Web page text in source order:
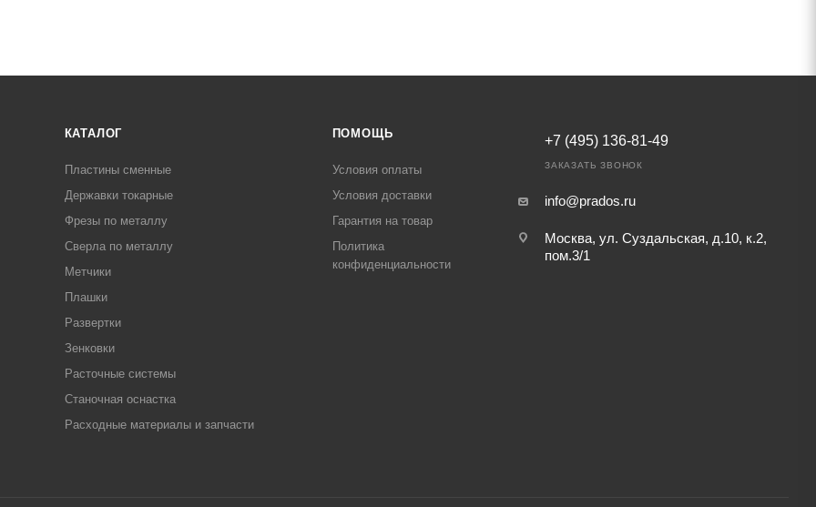
КАТАЛОГ
Пластины сменные
Державки токарные
Фрезы по металлу
Сверла по металлу
Метчики
Плашки
Развертки
Зенковки
Расточные системы
Станочная оснастка
Расходные материалы и запчасти
ПОМОЩЬ
Условия оплаты
Условия доставки
Гарантия на товар
Политика
конфиденциальности
+7 (495) 136-81-49
ЗАКАЗАТЬ ЗВОНОК
info@prados.ru
Москва, ул. Суздальская, д.10, к.2,
пом.3/1